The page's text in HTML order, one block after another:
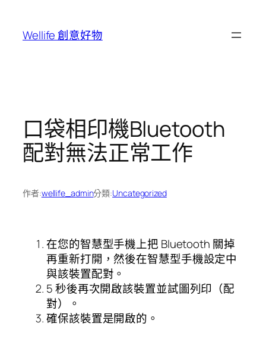
Wellife 創意好物
口袋相印機Bluetooth
配對無法正常工作
作者:wellife_admin分類:Uncategorized
在您的智慧型手機上把 Bluetooth 關掉
再重新打開，然後在智慧型手機設定中
與該裝置配對。
5 秒後再次開啟該裝置並試圖列印（配
對）。
確保該裝置是開啟的。